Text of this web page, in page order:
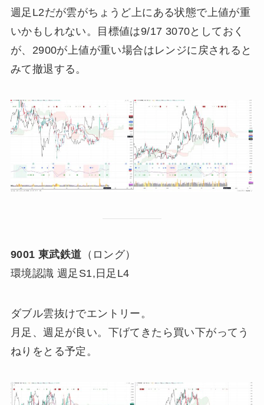
週足L2だが雲がちょうど上にある状態で上値が重
いかもしれない。目標値は9/17 3070としておく
が、2900が上値が重い場合はレンジに戻されると
みて撤退する。
9001 東武鉄道 （ロング）
環境認識 週足S1,日足L4
ダブル雲抜けでエントリー。
月足、週足が良い。下げてきたら買い下がってう
ねりをとる予定。